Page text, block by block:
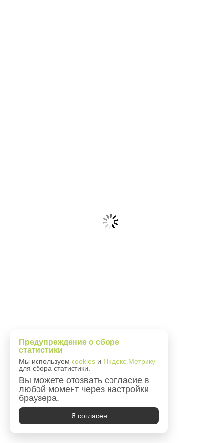
Предупреждение о сборе
статистики
Мы используем cookies и Яндекс.Метрику
для сбора статистики.
Вы можете отозвать согласие в
любой момент через настройки
браузера.
Я согласен